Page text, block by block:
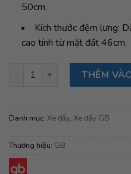
50cm.
Kích thước đệm lưng:
cao tính từ mặt đất 46cm.
Xe đẩy gấp gọn GB Pockit +
THÊM
Danh mục: Xe đẩy, Xe đẩy GB
Thương hiệu: GB